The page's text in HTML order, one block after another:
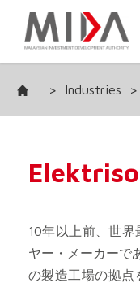
> Industries >
10年以上前、世
ヤー・メーカーで
の製造工場の拠点